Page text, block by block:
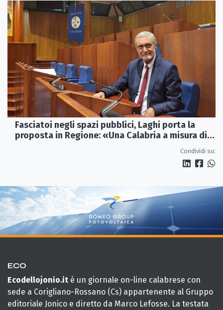
Fasciatoi negli spazi pubblici, Laghi porta la
proposta in Regione: «Una Calabria a misura di
Condividi su:
ECO
Ecodellojonio.it è un giornale on-line calabrese con
sede a Corigliano-Rossano (Cs) appartenente al Gruppo
editoriale Jonico e diretto da Marco Lefosse. La testata